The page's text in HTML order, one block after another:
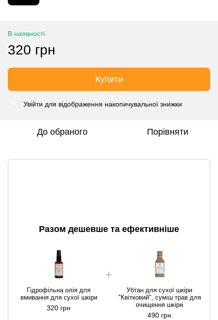
В наявності
320 грн
Купити
Увійти для відображення накопичувальної знижки
До обраного Порівняти
Разом дешевше та ефективніше
Гідрофільна олія для
вмивання для сухої шкіри
320 грн
Убтан для сухої шкіри
"Квітковий", суміш трав для
очищення шкіри
490 грн